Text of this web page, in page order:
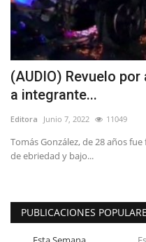
Deporte
Política
Espectáculos
(AUDIO) Revuelo
a integrante...
Editora Junio 7, 2022 11049
Tomás González, de 28 años
de ebriedad y bajo...
PUBLICACIONES